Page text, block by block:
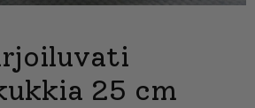
25 cm